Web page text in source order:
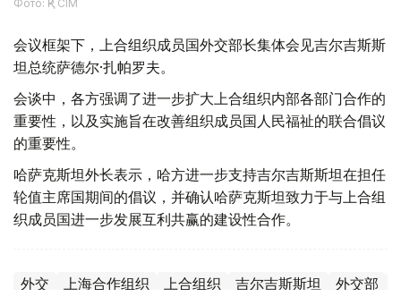
Фото: ҚР СІМ
会议框架下，上合组织成员国外交部长集体会见吉尔吉斯斯
坦总统萨德尔·扎帕罗夫。
会谈中，各方强调了进一步扩大上合组织内部各部门合作的
重要性，以及实施旨在改善组织成员国人民福祉的联合倡议
的重要性。
哈萨克斯坦外长表示，哈方进一步支持吉尔吉斯斯坦在担任
轮值主席国期间的倡议，并确认哈萨克斯坦致力于与上合组
织成员国进一步发展互利共赢的建设性合作。
外交 上海合作组织 上合组织 吉尔吉斯斯坦 外交部